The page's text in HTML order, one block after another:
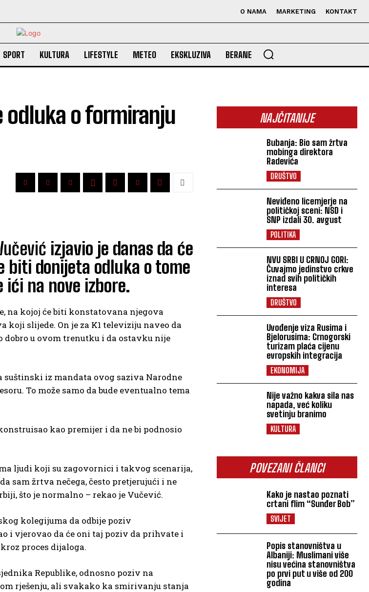
O NAMA MARKETING KONTAKT
SPORT KULTURA LIFESTYLE METEO EKSKLUZIVA BERANE
NAJČITANIJE
Bubanja: Bio sam žrtva
mobinga direktora
Radevića
DRUŠTVO
Neviđeno licemjerje na
političkoj sceni: NSD i
SNP izdali 30. avgust
POLITIKA
NVU SRBI U CRNOJ GORI:
Čuvajmo jedinstvo crkve
iznad svih političkih
interesa
DRUŠTVO
Uvođenje viza Rusima i
Bjelorusima: Crnogorski
turizam plaća cijenu
evropskih integracija
EKONOMIJA
Nije važno kakva sila nas
napada, već koliku
svetinju branimo
KULTURA
POVEZANI ČLANCI
Kako je nastao poznati
crtani flim “Sunđer Bob”
SVIJET
Popis stanovništva u
Albaniji: Muslimani više
nisu većina stanovništva
po prvi put u više od 200
godina
odluka o formiranju
izjavio je danas da će
biti donijeta odluka o tome
na nove izbore.
na kojoj će biti konstatovana njegova
slijede. On je za K1 televiziju naveo da
dobro u ovom trenutku i da ostavku nije
suštinski iz mandata ovog saziva Narodne
To može samo da bude eventualno tema
kao premijer i da ne bi podnosio
ljudi koji su zagovornici i takvog scenarija,
sam žrtva nečega, često pretjerujući i ne
što je normalno – rekao je Vučević.
kolegijuma da odbije poziv
i vjerovao da će oni taj poziv da prihvate i
proces dijaloga.
Republike, odnosno poziv na
rješenju, ali svakako ka smirivanju stanja